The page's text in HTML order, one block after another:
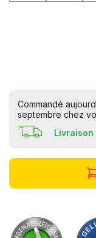
Commandé
septembre chez